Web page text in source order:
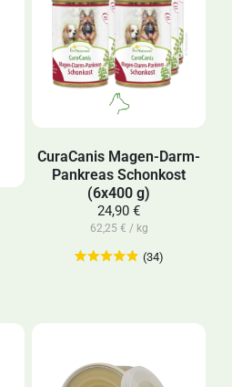
CuraCanis Magen-Darm-
Pankreas Schonkost
(6x400 g)
24,90 €
62,25 € / kg
(34)